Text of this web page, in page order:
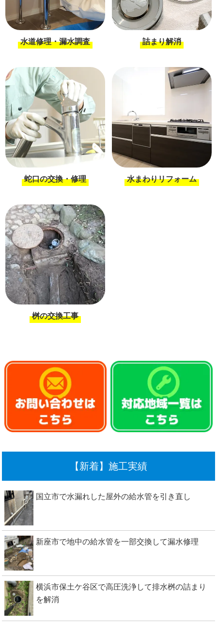
水道修理・漏水調査 詰まり解消
蛇口の交換・修理 水まわりリフォーム
桝の交換工事
【新着】施工実績
国立市で水漏れした屋外の給水管を引き直し
新座市で地中の給水管を一部交換して漏水修理
横浜市保土ケ谷区で高圧洗浄して排水桝の詰まり
を解消